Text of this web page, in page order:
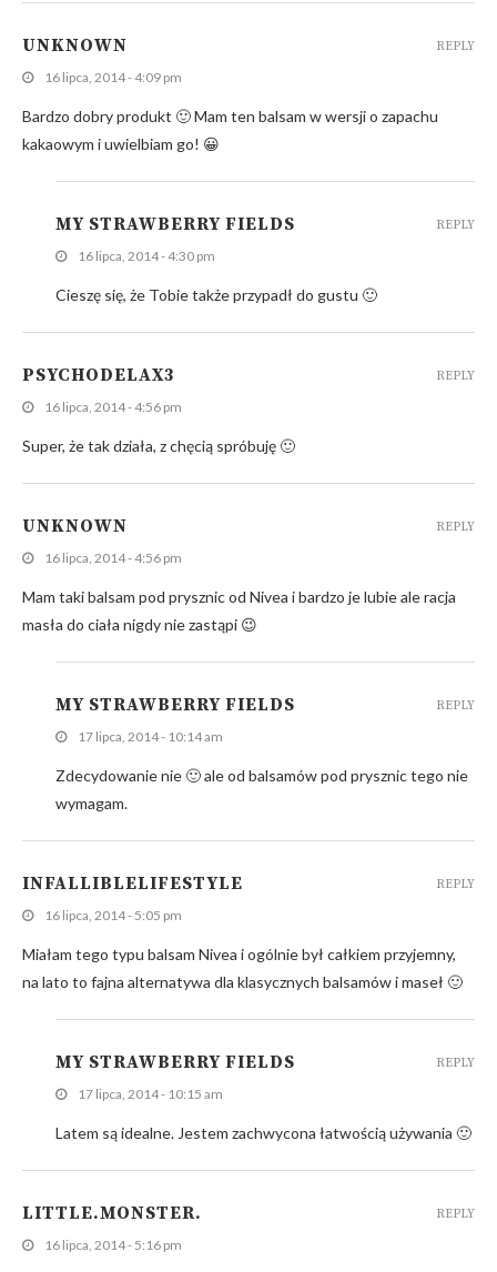
UNKNOWN
16 lipca, 2014 - 4:09 pm
Bardzo dobry produkt 🙂 Mam ten balsam w wersji o zapachu
kakaowym i uwielbiam go! 😀
REPLY
MY STRAWBERRY FIELDS
16 lipca, 2014 - 4:30 pm
Cieszę się, że Tobie także przypadł do gustu 🙂
REPLY
PSYCHODELAX3
16 lipca, 2014 - 4:56 pm
Super, że tak działa, z chęcią spróbuję 🙂
REPLY
UNKNOWN
16 lipca, 2014 - 4:56 pm
Mam taki balsam pod prysznic od Nivea i bardzo je lubie ale racja
masła do ciała nigdy nie zastąpi 😉
REPLY
MY STRAWBERRY FIELDS
17 lipca, 2014 - 10:14 am
Zdecydowanie nie 🙂 ale od balsamów pod prysznic tego nie
wymagam.
REPLY
INFALLIBLELIFESTYLE
16 lipca, 2014 - 5:05 pm
Miałam tego typu balsam Nivea i ogólnie był całkiem przyjemny,
na lato to fajna alternatywa dla klasycznych balsamów i maseł 🙂
REPLY
MY STRAWBERRY FIELDS
17 lipca, 2014 - 10:15 am
Latem są idealne. Jestem zachwycona łatwością używania 🙂
REPLY
LITTLE.MONSTER.
16 lipca, 2014 - 5:16 pm
REPLY